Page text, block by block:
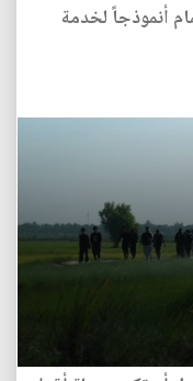
أنموذجاً لخدمة